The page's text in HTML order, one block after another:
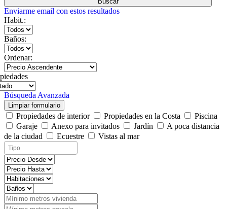
Enviarme email con estos resultados
Habit.:
Baños:
Ordenar:
Búsqueda Avanzada
Limpiar formulario
Propiedades de interior Propiedades en la Costa
Piscina
Garaje
Anexo para invitados Jardín
A poca distancia
de la ciudad
Ecuestre Vistas al mar